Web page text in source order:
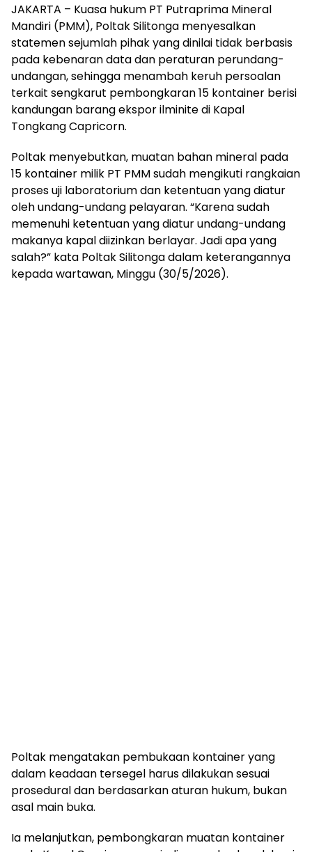
JAKARTA – Kuasa hukum PT Putraprima Mineral
Mandiri (PMM), Poltak Silitonga menyesalkan
statemen sejumlah pihak yang dinilai tidak berbasis
pada kebenaran data dan peraturan perundang-
undangan, sehingga menambah keruh persoalan
terkait sengkarut pembongkaran 15 kontainer berisi
kandungan barang ekspor ilminite di Kapal
Tongkang Capricorn.
Poltak menyebutkan, muatan bahan mineral pada
15 kontainer milik PT PMM sudah mengikuti rangkaian
proses uji laboratorium dan ketentuan yang diatur
oleh undang-undang pelayaran. “Karena sudah
memenuhi ketentuan yang diatur undang-undang
makanya kapal diizinkan berlayar. Jadi apa yang
salah?” kata Poltak Silitonga dalam keterangannya
kepada wartawan, Minggu (30/5/2026).
Poltak mengatakan pembukaan kontainer yang
dalam keadaan tersegel harus dilakukan sesuai
prosedural dan berdasarkan aturan hukum, bukan
asal main buka.
Ia melanjutkan, pembongkaran muatan kontainer